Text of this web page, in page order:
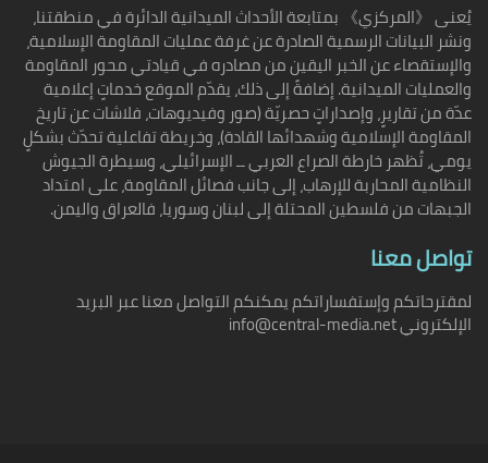
يُعنى 《المركزي》 بمتابعة الأحداث الميدانية الدائرة في منطقتنا،
ونشر البيانات الرسمية الصادرة عن غرفة عمليات المقاومة الإسلامية،
والإستقصاء عن الخبر اليقين من مصادره في قيادتي محور المقاومة
والعمليات الميدانية. إضافةً إلى ذلك، يقدّم الموقع خدماتٍ إعلامية
عدّة من تقاريرٍ، وإصداراتٍ حصريّة (صور وفيديوهات، فلاشات عن تاريخ
المقاومة الإسلامية وشهدائها القادة)، وخريطة تفاعلية تحدّث بشكلٍ
يومي، تُظهر خارطة الصراع العربي ــ الإسرائيلي، وسيطرة الجيوش
النظامية المحاربة للإرهاب، إلى جانب فصائل المقاومة، على امتداد
الجبهات من فلسطين المحتلة إلى لبنان وسوريا، فالعراق واليمن.
تواصل معنا
لمقترحاتكم وإستفساراتكم يمكنكم التواصل معنا عبر البريد
الإلكتروني info@central-media.net